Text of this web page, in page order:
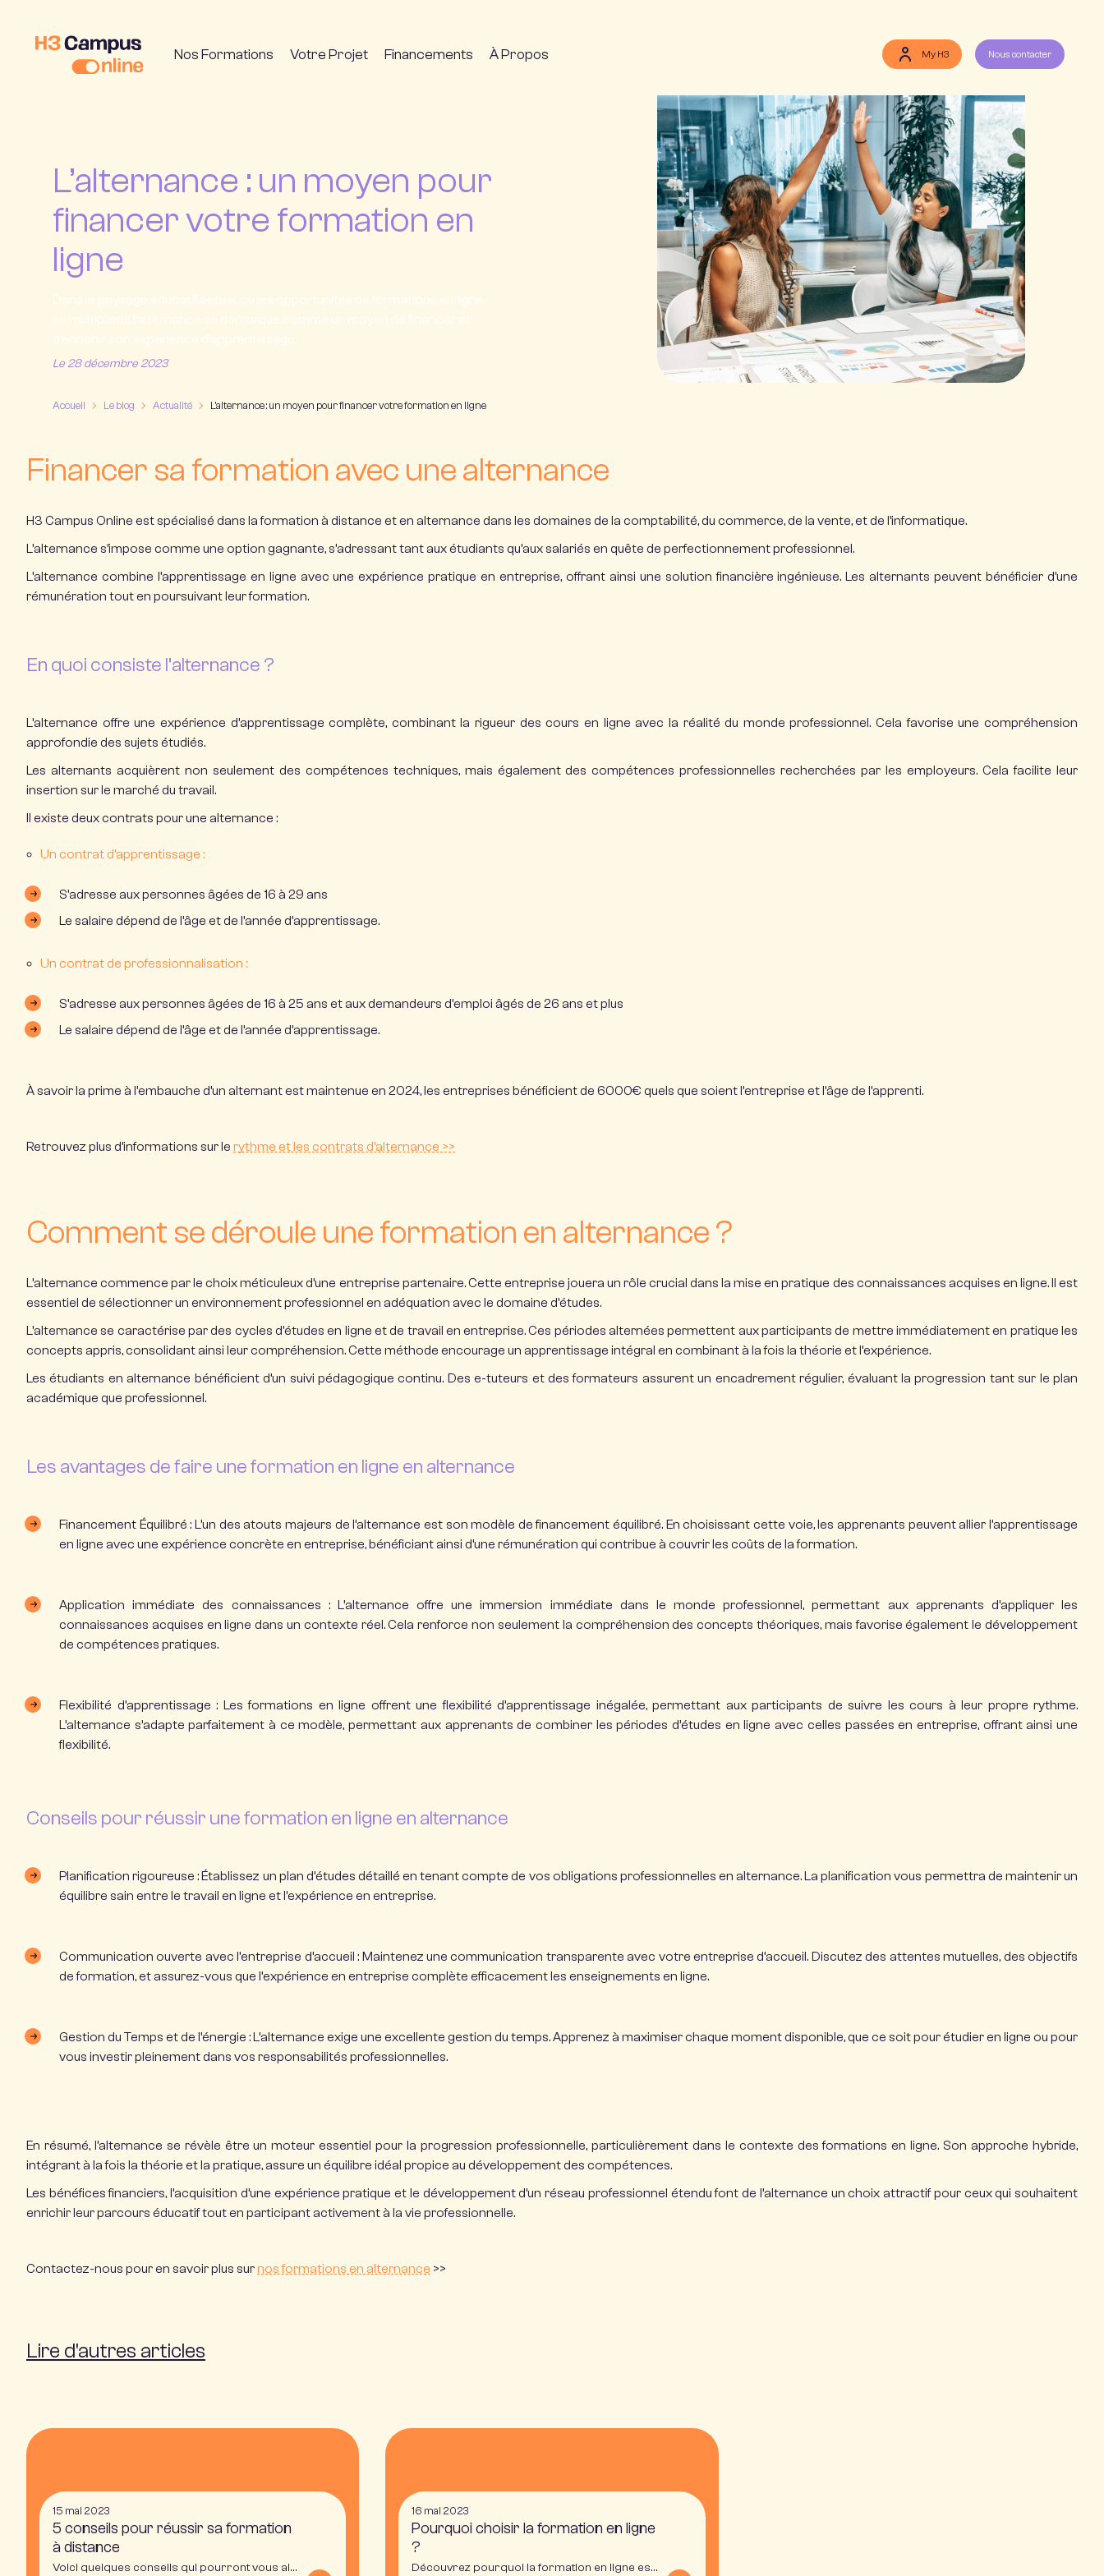
Nos Formations Votre Projet Financements À Propos My H3 Nous contacter
L’alternance : un moyen pour
financer votre formation en
ligne
Dans le paysage éducatif actuel, où les opportunités de formations en ligne
se multiplient, l’alternance se démarque comme un moyen de financer et
d’enrichir son expérience d’apprentissage.
Le 28 décembre 2023
Accueil Le blog Actualité L’alternance : un moyen pour financer votre formation en ligne
Financer sa formation avec une alternance
H3 Campus Online est spécialisé dans laformation à distance et en alternance dans les domaines de la comptabilité, du commerce, de la vente, et de l’informatique.
L’alternance s’impose comme une option gagnante, s’adressant tant aux étudiants qu’aux salariés en quête de perfectionnement professionnel.
L’alternance combine l’apprentissage en ligne avec une expérience pratique en entreprise, offrant ainsi une solution financière ingénieuse. Les alternants peuvent bénéficier d’une
rémunération tout en poursuivant leur formation.
En quoi consiste l’alternance ?
L’alternance offre une expérience d’apprentissage complète, combinant la rigueur des cours en ligne avec la réalité du monde professionnel. Cela favorise une compréhension
approfondie des sujets étudiés.
Les alternants acquièrent non seulement des compétences techniques, mais également des compétences professionnelles recherchées par les employeurs. Cela facilite leur
insertion sur le marché du travail.
Il existe deux contrats pour une alternance :
Un contrat d’apprentissage :
S’adresse aux personnes âgées de 16 à 29 ans
Le salaire dépend de l’âge et de l’année d’apprentissage.
Un contrat de professionnalisation :
S’adresse aux personnes âgées de 16 à 25 ans et aux demandeurs d’emploi âgés de 26 ans et plus
Le salaire dépend de l’âge et de l’année d’apprentissage.
À savoir la prime à l’embauche d’un alternant est maintenue en 2024, les entreprises bénéficient de 6000€ quels que soient l’entreprise et l’âge de l’apprenti.
Retrouvez plus d’informations sur le rythme et les contrats d’alternance >>
Comment se déroule une formation en alternance ?
L’alternance commence par le choix méticuleux d’une entreprise partenaire. Cette entreprise jouera un rôle crucial dans la mise en pratique des connaissances acquises en ligne. Il est
essentiel de sélectionner un environnement professionnel en adéquation avec le domaine d’études.
L’alternance se caractérise par des cycles d’études en ligne et de travail en entreprise. Ces périodes alternées permettent aux participants de mettre immédiatement en pratique les
concepts appris, consolidant ainsi leur compréhension. Cette méthode encourage un apprentissage intégral en combinant à la fois la théorie et l’expérience.
Les étudiants en alternance bénéficient d’un suivi pédagogique continu. Des e-tuteurs et des formateurs assurent un encadrement régulier, évaluant la progression tant sur le plan
académique que professionnel.
Les avantages de faire une formation en ligne en alternance
Financement Équilibré : L’un des atouts majeurs de l’alternance est son modèle de financement équilibré. En choisissant cette voie, les apprenants peuvent allierl’apprentissage
en ligne avec une expérience concrète en entreprise, bénéficiant ainsi d’une rémunération qui contribue à couvrir les coûts de la formation.
Application immédiate des connaissances :L’alternance offre une immersion immédiate dans le monde professionnel, permettant aux apprenants d’appliquer les
connaissances acquises en ligne dans un contexte réel. Cela renforce non seulement la compréhension des concepts théoriques, mais favorise également le développement
de compétences pratiques.
Flexibilité d’apprentissage : Lesformations en ligne offrent une flexibilité d’apprentissage inégalée, permettant aux participants de suivre les cours à leur propre rythme.
L’alternance s’adapte parfaitement à ce modèle, permettant aux apprenants de combiner les périodes d’études en ligne avec celles passées en entreprise, offrant ainsi une
flexibilité.
Conseils pour réussir une formation en ligne en alternance
Planification rigoureuse :Établissez un plan d’études détaillé en tenant compte de vos obligations professionnelles en alternance. La planification vous permettra de maintenir un
équilibre sain entre le travail en ligne et l’expérience en entreprise.
Communication ouverte avec l’entreprise d’accueil : Maintenez une communication transparente avec votre entreprise d’accueil. Discutez des attentes mutuelles, des objectifs
de formation, et assurez-vous que l’expérience en entreprise complète efficacement les enseignements en ligne.
Gestion du Temps et de l’énergie :L’alternance exige une excellente gestion du temps. Apprenez à maximiser chaque moment disponible, que ce soit pour étudier en ligne ou pour
vous investir pleinement dans vos responsabilités professionnelles.
En résumé, l’alternance se révèle être un moteur essentiel pour la progression professionnelle, particulièrement dans le contexte desformations en ligne. Son approche hybride,
intégrant à la fois la théorie et la pratique, assure un équilibre idéal propice au développement des compétences.
Les bénéfices financiers, l’acquisition d’une expérience pratique et le développement d’un réseau professionnel étendu font de l’alternance un choix attractif pour ceux qui souhaitent
enrichir leur parcours éducatif tout en participant activement à la vie professionnelle.
Contactez-nous pour en savoir plus surnos formations en alternance >>
Lire d'autres articles
15 mai 2023
5 conseils pour réussir sa formation
à distance
Voici quelques conseils qui pourront vous aider pour réussir votre formation à distance.
16 mai 2023
Pourquoi choisir la formation en ligne
?
Découvrez pourquoi la formation en ligne est un bon moyen de vous reconvertir professionnellement ou d'acquérir de nouvelles compétences avec H3 Campus Online.